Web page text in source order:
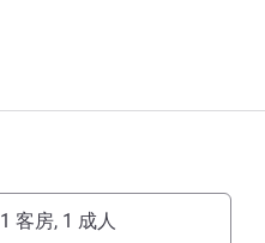
1 客房, 1 成人